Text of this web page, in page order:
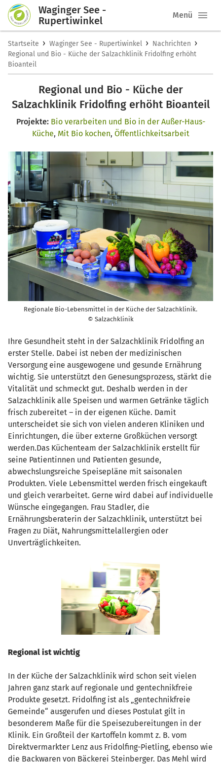
Waginger See -
Rupertiwinkel
Menü
Startseite › Waginger See - Rupertiwinkel › Nachrichten ›
Regional und Bio - Küche der Salzachklinik Fridolfing erhöht
Bioanteil
Regional und Bio - Küche der
Salzachklinik Fridolfing erhöht Bioanteil
Projekte: Bio verarbeiten und Bio in der Außer-Haus-
Küche, Mit Bio kochen, Öffentlichkeitsarbeit
Regionale Bio-Lebensmittel in der Küche der Salzachklinik.
© Salzachklinik
Ihre Gesundheit steht in der Salzachklinik Fridolfing an
erster Stelle. Dabei ist neben der medizinischen
Versorgung eine ausgewogene und gesunde Ernährung
wichtig. Sie unterstützt den Genesungsprozess, stärkt die
Vitalität und schmeckt gut. Deshalb werden in der
Salzachklinik alle Speisen und warmen Getränke täglich
frisch zubereitet – in der eigenen Küche. Damit
unterscheidet sie sich von vielen anderen Kliniken und
Einrichtungen, die über externe Großküchen versorgt
werden.Das Küchenteam der Salzachklinik erstellt für
seine Patientinnen und Patienten gesunde,
abwechslungsreiche Speisepläne mit saisonalen
Produkten. Viele Lebensmittel werden frisch eingekauft
und gleich verarbeitet. Gerne wird dabei auf individuelle
Wünsche eingegangen. Frau Stadler, die
Ernährungsberaterin der Salzachklinik, unterstützt bei
Fragen zu Diät, Nahrungsmittelallergien oder
Unverträglichkeiten.
Regional ist wichtig
In der Küche der Salzachklinik wird schon seit vielen
Jahren ganz stark auf regionale und gentechnikfreie
Produkte gesetzt. Fridolfing ist als „gentechnikfreie
Gemeinde“ ausgerufen und dieses Postulat gilt in
besonderem Maße für die Speisezubereitungen in der
Klinik. Ein Großteil der Kartoffeln kommt z. B. vom
Direktvermarkter Lenz aus Fridolfing-Pietling, ebenso wie
die Backwaren von Bäckerei Steinberger. Das Mehl wird